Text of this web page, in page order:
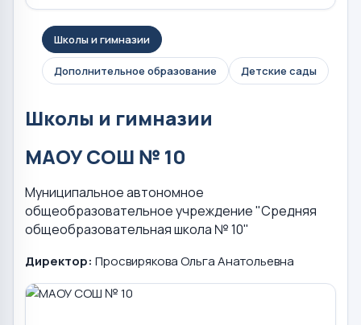
Школы и гимназии
Дополнительное образование Детские сады
Школы и гимназии
МАОУ СОШ № 10
Муниципальное автономное
общеобразовательное учреждение "Средняя
общеобразовательная школа № 10"
Директор: Просвирякова Ольга Анатольевна